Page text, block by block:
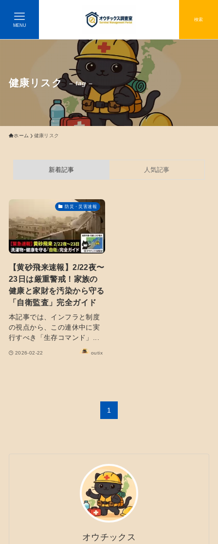
検索
MENU
健康リスク – tag –
ホーム 健康リスク
新着記事 人気記事
防災・災害速報
【黄砂飛来速報】2/22夜〜
23日は厳重警戒！家族の
健康と家財を汚染から守る
「自衛監査」完全ガイド
本記事では、インフラと制度
の視点から、この連休中に実
行すべき「生存コマンド」...
2026-02-22 outix
1
オウチックス